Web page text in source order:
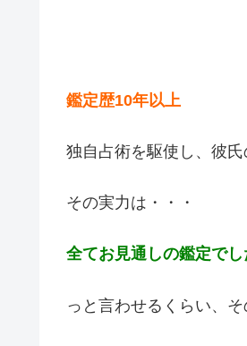
鑑定歴10年以上
独自占術を駆使し、彼
その実力は・・・
全てお見通しの鑑定でし
っと言わせるくらい、